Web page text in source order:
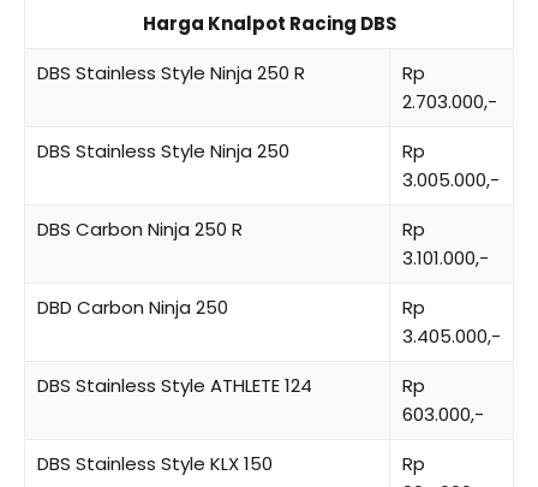
Harga Knalpot Racing DBS
DBS Stainless Style Ninja 250 R
Rp
2.703.000,-
DBS Stainless Style Ninja 250
Rp
3.005.000,-
DBS Carbon Ninja 250 R
Rp
3.101.000,-
DBD Carbon Ninja 250
Rp
3.405.000,-
DBS Stainless Style ATHLETE 124
Rp
603.000,-
DBS Stainless Style KLX 150
Rp